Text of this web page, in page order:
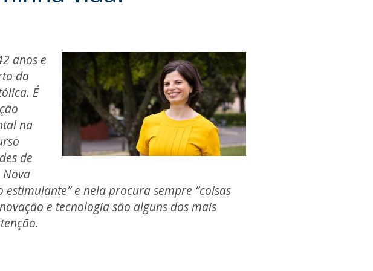
anos e
da
É
na
de
e nela procura sempre “coisas
e tecnologia são alguns dos mais